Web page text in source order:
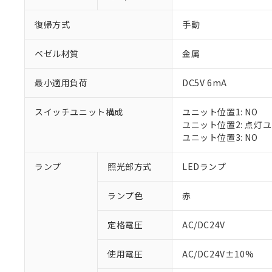
復帰方式 手動
ベゼル材質 金属
最小適用負荷 DC5V 6mA
スイッチユニット構成
ユニット位置1: NO
ユニット位置2: 点灯
ユニット位置3: NO
ランプ 照光部方式 LEDランプ
ランプ色 赤
定格電圧 AC/DC24V
使用電圧 AC/DC24V±10%
ご利用条件
※1 対応状況
調査・確認中：
非該当品：ライセ
仕入先様の事情に
があります。
※1 中国